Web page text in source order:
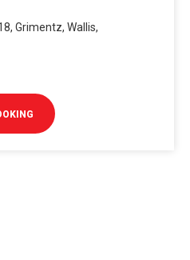
Grimentz, Wallis,